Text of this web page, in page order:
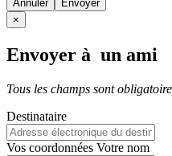
Annuler
×
Envoyer à un ami
Tous les champs sont
Destinataire
Vos coordonnées Votre nom